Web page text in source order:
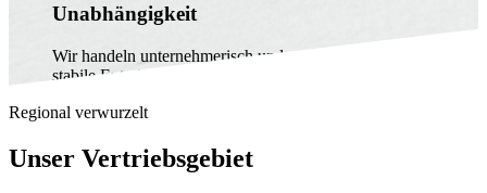
Unabhängigkeit
Wir handeln unternehmerisch und zukunftsorientiert – für
stabile Entscheidungen und nachhaltiges Wachstum.
Regional verwurzelt
Unser Vertriebsgebiet